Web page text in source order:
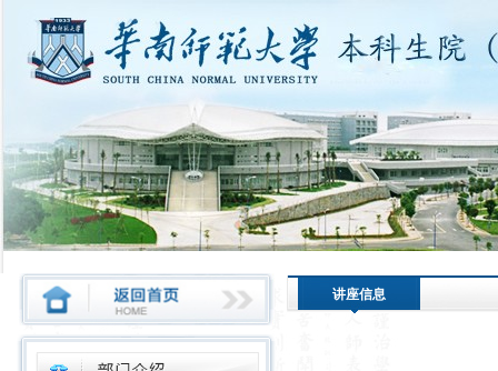
讲座信息